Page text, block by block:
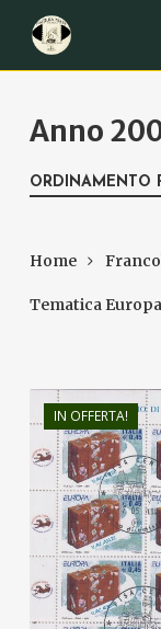
main
Anno
ORDINAMENTO
Home
Tematica Europa
IN OFFERTA!